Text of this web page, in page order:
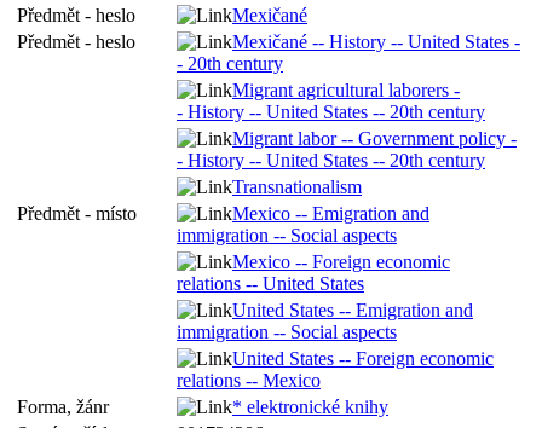
Předmět - heslo
Mexičané
Předmět - heslo
Mexičané -- History -- United States -
- 20th century
Migrant agricultural laborers -
- History -- United States -- 20th century
Migrant labor -- Government policy -
- History -- United States -- 20th century
Transnationalism
Předmět - místo
Mexico -- Emigration and
immigration -- Social aspects
Mexico -- Foreign economic
relations -- United States
United States -- Emigration and
immigration -- Social aspects
United States -- Foreign economic
relations -- Mexico
Forma, žánr
* elektronické knihy